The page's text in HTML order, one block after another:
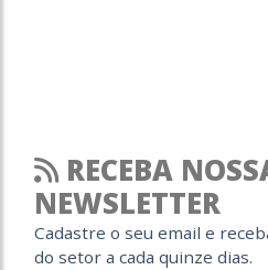
RECEBA
NEWSLETTER
Cadastre o seu email e
do setor a cada quinze dias.